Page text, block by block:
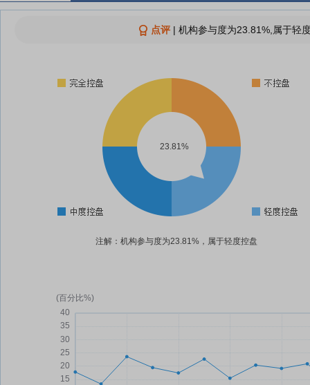
点评| 机构参与度为23.81%,属于轻
23.81%
注解：机构参与度为23.81%，属于轻度控盘